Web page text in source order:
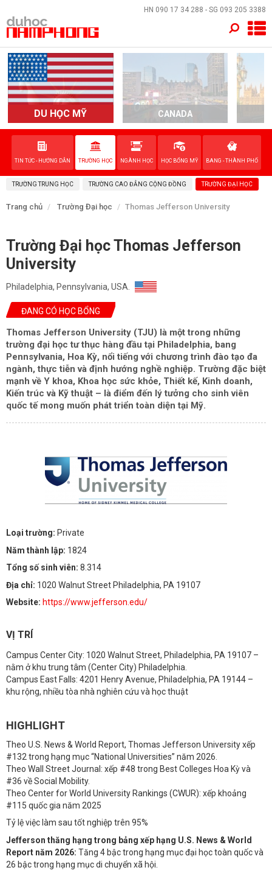
HN 090 17 34 288 - SG 093 205 3388
DU HỌC MỸ CANADA
TIN TỨC - HƯỚNG DẪN TRƯỜNG HỌC NGÀNH HỌC HỌC BỔNG MỸ BANG - THÀNH PHỐ
TRƯỜNG TRUNG HỌC TRƯỜNG CAO ĐẲNG CỘNG ĐỒNG TRƯỜNG ĐẠI HỌC
Trang chủ Trường Đại học Thomas Jefferson University
Trường Đại học Thomas Jefferson
University
Philadelphia, Pennsylvania, USA.
ĐANG CÓ HỌC BỔNG
Thomas Jefferson University (TJU) là một trong những
trường đại học tư thục hàng đầu tại Philadelphia, bang
Pennsylvania, Hoa Kỳ, nổi tiếng với chương trình đào tạo đa
ngành, thực tiễn và định hướng nghề nghiệp. Trường đặc biệt
mạnh về Y khoa, Khoa học sức khỏe, Thiết kế, Kinh doanh,
Kiến trúc và Kỹ thuật – là điểm đến lý tưởng cho sinh viên
quốc tế mong muốn phát triển toàn diện tại Mỹ.
Loại trường: Private
Năm thành lập: 1824
Tổng số sinh viên: 8.314
Địa chỉ: 1020 Walnut Street Philadelphia, PA 19107
Website: https://www.jefferson.edu/
VỊ TRÍ
Campus Center City: 1020 Walnut Street, Philadelphia, PA 19107 –
nằm ở khu trung tâm (Center City) Philadelphia.
Campus East Falls: 4201 Henry Avenue, Philadelphia, PA 19144 –
khu rộng, nhiều tòa nhà nghiên cứu và học thuật
HIGHLIGHT
Theo U.S. News & World Report, Thomas Jefferson University xếp
#132 trong hạng mục “National Universities” năm 2026.
Theo Wall Street Journal: xếp #48 trong Best Colleges Hoa Kỳ và
#36 về Social Mobility.
Theo Center for World University Rankings (CWUR): xếp khoảng
#115 quốc gia năm 2025
Tỷ lệ việc làm sau tốt nghiệp trên 95%
Jefferson thăng hạng trong bảng xếp hạng U.S. News & World
Report năm 2026: Tăng 4 bậc trong hạng mục đại học toàn quốc và
26 bậc trong hạng mục di chuyển xã hội.
×
TRANG CHỦ
QUỐC GIA
EVENTS
DỊCH VỤ
VỀ NAM PHONG